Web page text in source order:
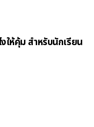
ให้คุ้ม สำหรับนักเรียน